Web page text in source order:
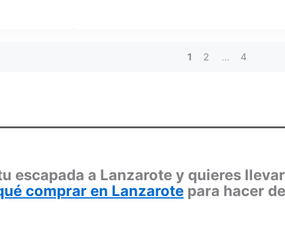
1 2 … 4
escapada a Lanzarote y quieres
comprar en Lanzarote para hacer